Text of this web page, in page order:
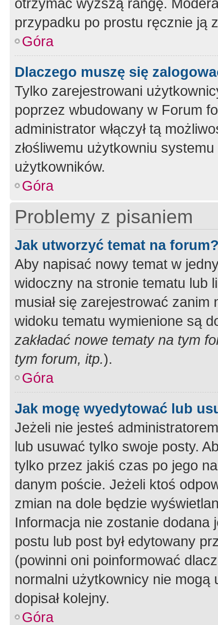
przypadku po prostu ręcznie ją
Góra
Dlaczego muszę się
Tylko zarejestrowani
poprzez wbudowany w Forum
administrator włączył tą
złośliwemu użytkowniu
użytkowników.
Góra
Problemy z pisaniem
Jak utworzyć temat na
Aby napisać nowy temat w
widoczny na stronie tematu lub
musiał się zarejestrować
widoku tematu wymienione są
zakładać nowe tematy na tym
tym forum, itp.).
Góra
Jak mogę wyedytować lub
Jeżeli nie jesteś
lub usuwać tylko swoje posty.
tylko przez jakiś czas po jego
danym poście. Jeżeli ktoś
zmian na dole będzie
Informacja nie zostanie dodana
postu lub post był edytowany
(powinni oni poinformować
normalni użytkownicy nie
dopisał kolejny.
Góra